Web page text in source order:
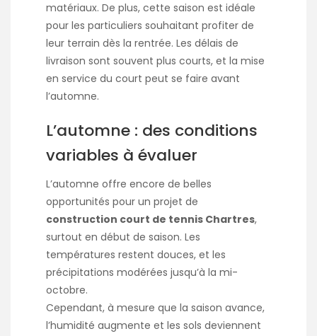
matériaux. De plus, cette saison est idéale
pour les particuliers souhaitant profiter de
leur terrain dès la rentrée. Les délais de
livraison sont souvent plus courts, et la mise
en service du court peut se faire avant
l’automne.
L’automne : des conditions
variables à évaluer
L’automne offre encore de belles
opportunités pour un projet de
construction court de tennis Chartres,
surtout en début de saison. Les
températures restent douces, et les
précipitations modérées jusqu’à la mi-
octobre.
Cependant, à mesure que la saison avance,
l’humidité augmente et les sols deviennent